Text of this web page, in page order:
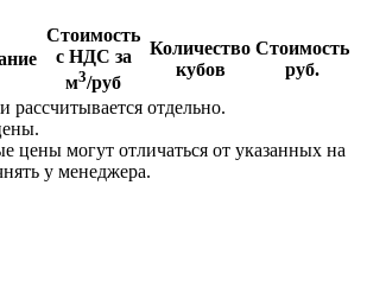
Стоимость
с НДС за
м3/руб
Количество
кубов
Стоимость
руб.
рассчитывается отдельно.
цены могут отличаться от указанных на
у менеджера.